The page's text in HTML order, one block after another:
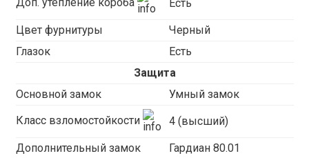
Есть
Цвет фурнитуры
Черный
Глазок
Есть
Защита
Основной замок
Умный замок
Класс взломостойкости 4 (высший)
Дополнительный замок Гардиан 80.01